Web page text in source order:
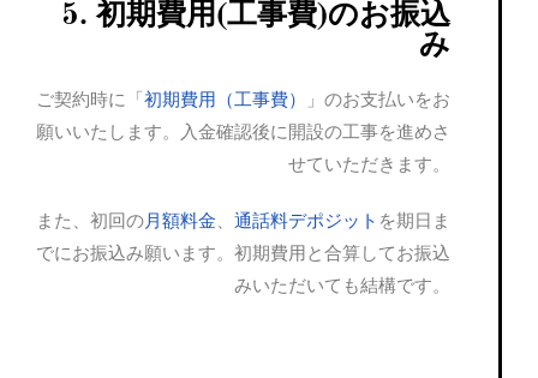
5. 初期費用(工事費)のお振込
み
ご契約時に「 初期費用（工事費）
」のお支払いをお
願いいたします。入金確認後に開設の工事を進めさ
せていただきます。
また、初回の月額料金 、 通話料デポジット を期日ま
でにお振込み願います。初期費用と合算してお振込
みいただいても結構です。